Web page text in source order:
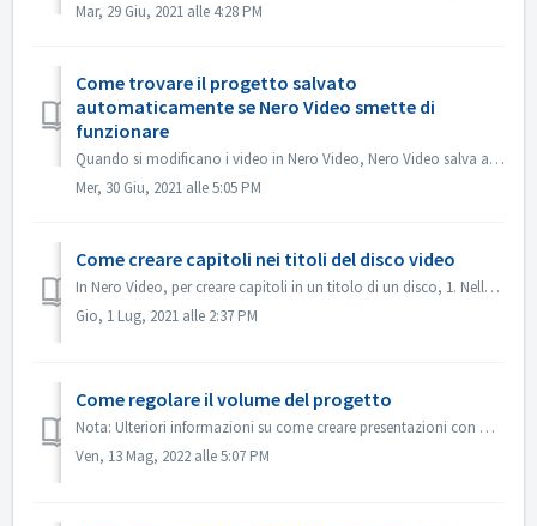
Mar, 29 Giu, 2021 alle 4:28 PM
Come trovare il progetto salvato
automaticamente se Nero Video smette di
funzionare
Quando si modificano i video in Nero Video, Nero Video salva automaticamente il progetto in background. Se Nero Video smette di funzionare prima del salvat...
Mer, 30 Giu, 2021 alle 5:05 PM
Come creare capitoli nei titoli del disco video
In Nero Video, per creare capitoli in un titolo di un disco, 1. Nella schermata Contenuto, selezionare il titolo. 2. Sotto l'anteprima del titolo, spost...
Gio, 1 Lug, 2021 alle 2:37 PM
Come regolare il volume del progetto
Nota: Ulteriori informazioni su come creare presentazioni con musica sono disponibili al seguente link: Creazione di presentazioni con musica In Modifica a...
Ven, 13 Mag, 2022 alle 5:07 PM